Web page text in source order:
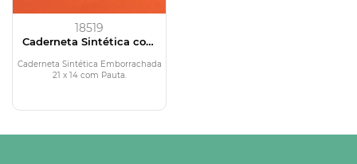
18519
Caderneta Sintética com
Caderneta Sintética Emborrachada
21 x 14 com Pauta.